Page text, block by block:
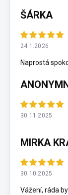
ŠÁRKA
24.1.2026
Naprostá
30.11.2025
MIRKA
30.10.2025
Vážení, ráda